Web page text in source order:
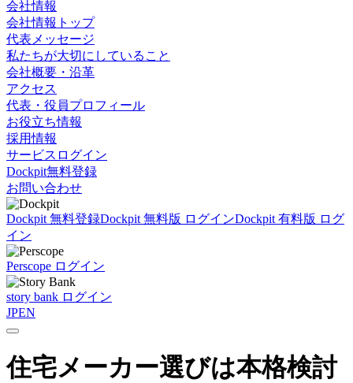
会社情報
会社情報トップ
代表メッセージ
私たちが大切にしていること
会社概要・沿革
アクセス
代表・役員プロフィール
お役立ち情報
採用情報
サービスログイン
Dockpit無料登録
お問い合わせ
Dockpit 無料登録Dockpit 無料版 ログインDockpit 有料版 ログ
イン
Perscope ログイン
story bank ログイン
JPEN
住宅メーカー選びは本格検討